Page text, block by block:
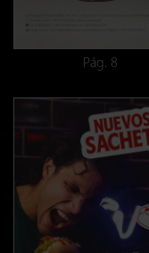
Pág. 8